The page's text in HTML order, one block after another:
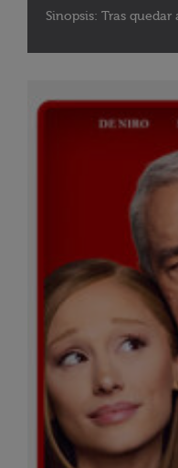
Sinopsis: Tras quedar